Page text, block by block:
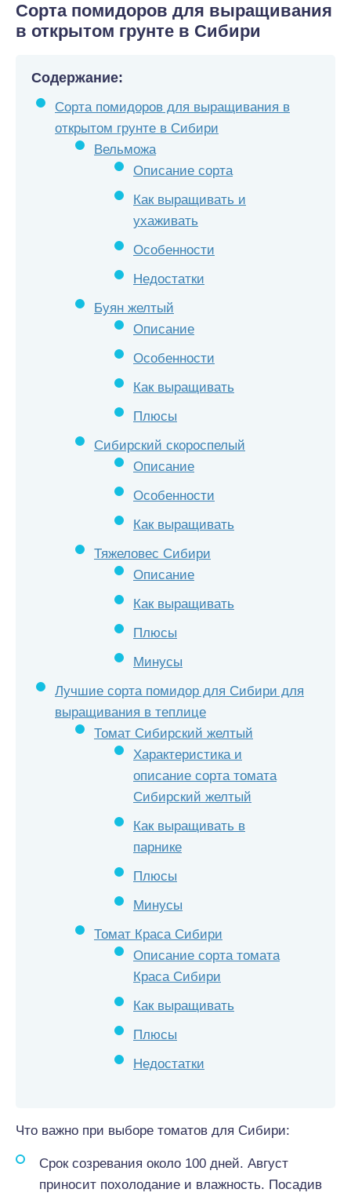
Сорта помидоров для выращивания
в открытом грунте в Сибири
Содержание:
Сорта помидоров для выращивания в
открытом грунте в Сибири
Вельможа
Описание сорта
Как выращивать и
ухаживать
Особенности
Недостатки
Буян желтый
Описание
Особенности
Как выращивать
Плюсы
Сибирский скороспелый
Описание
Особенности
Как выращивать
Тяжеловес Сибири
Описание
Как выращивать
Плюсы
Минусы
Лучшие сорта помидор для Сибири для
выращивания в теплице
Томат Сибирский желтый
Характеристика и
описание сорта томата
Сибирский желтый
Как выращивать в
парнике
Плюсы
Минусы
Томат Краса Сибири
Описание сорта томата
Краса Сибири
Как выращивать
Плюсы
Недостатки
Что важно при выборе томатов для Сибири:
Срок созревания около 100 дней. Август
приносит похолодание и влажность. Посадив